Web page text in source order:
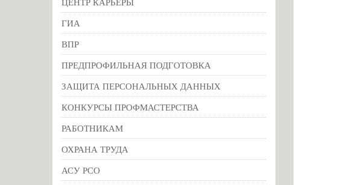
ГИА
ВПР
ПРЕДПРОФИЛЬНАЯ ПОДГОТОВКА
ЗАЩИТА ПЕРСОНАЛЬНЫХ ДАННЫХ
КОНКУРСЫ ПРОФМАСТЕРСТВА
РАБОТНИКАМ
ОХРАНА ТРУДА
АСУ РСО